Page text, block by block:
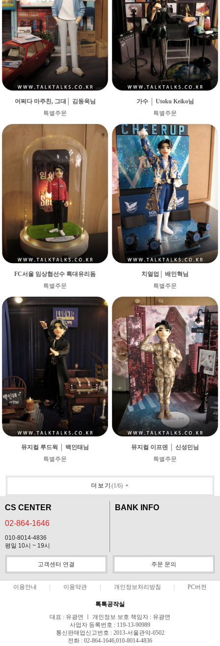
어쩌다 마주친, 그대│ 김동욱님
특별주문
가수 │ Utoku Keiko님
특별주문
FC서울 임상협선수 특대유리돔
특별주문
치얼업│ 배인혁님
특별주문
뮤지컬 루드윅 │ 백인태님
특별주문
뮤지컬 이프덴 │ 신성민님
특별주문
더보기 (1/6)+
CS CENTER
02-864-1646
010-8014-4836
평일 10시 ~ 19시
BANK INFO
고객센터 연결 주문 문의
이용안내 이용약관 개인정보처리방침 PC버전
톡톡공작실
대표 : 유광연 ㅣ 개인정보 보호 책임자 : 유광연
사업자 등록번호 : 119-13-90989
통신판매업신고번호 : 2013-서울관악-0502
전화 : 02-864-1646,010-8014-4836